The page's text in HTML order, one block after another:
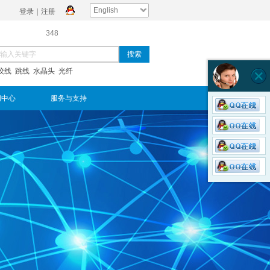
English
登录 注册
搜索
348
线 跳线 水晶头 光纤
心 服务与支持